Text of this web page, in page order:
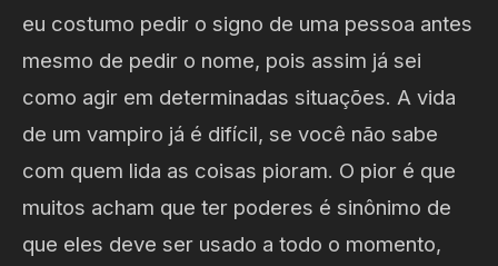
eu costumo pedir o signo de uma pessoa antes
mesmo de pedir o nome, pois assim já sei
como agir em determinadas situações. A vida
de um vampiro já é difícil, se você não sabe
com quem lida as coisas pioram. O pior é que
muitos acham que ter poderes é sinônimo de
que eles deve ser usado a todo o momento,